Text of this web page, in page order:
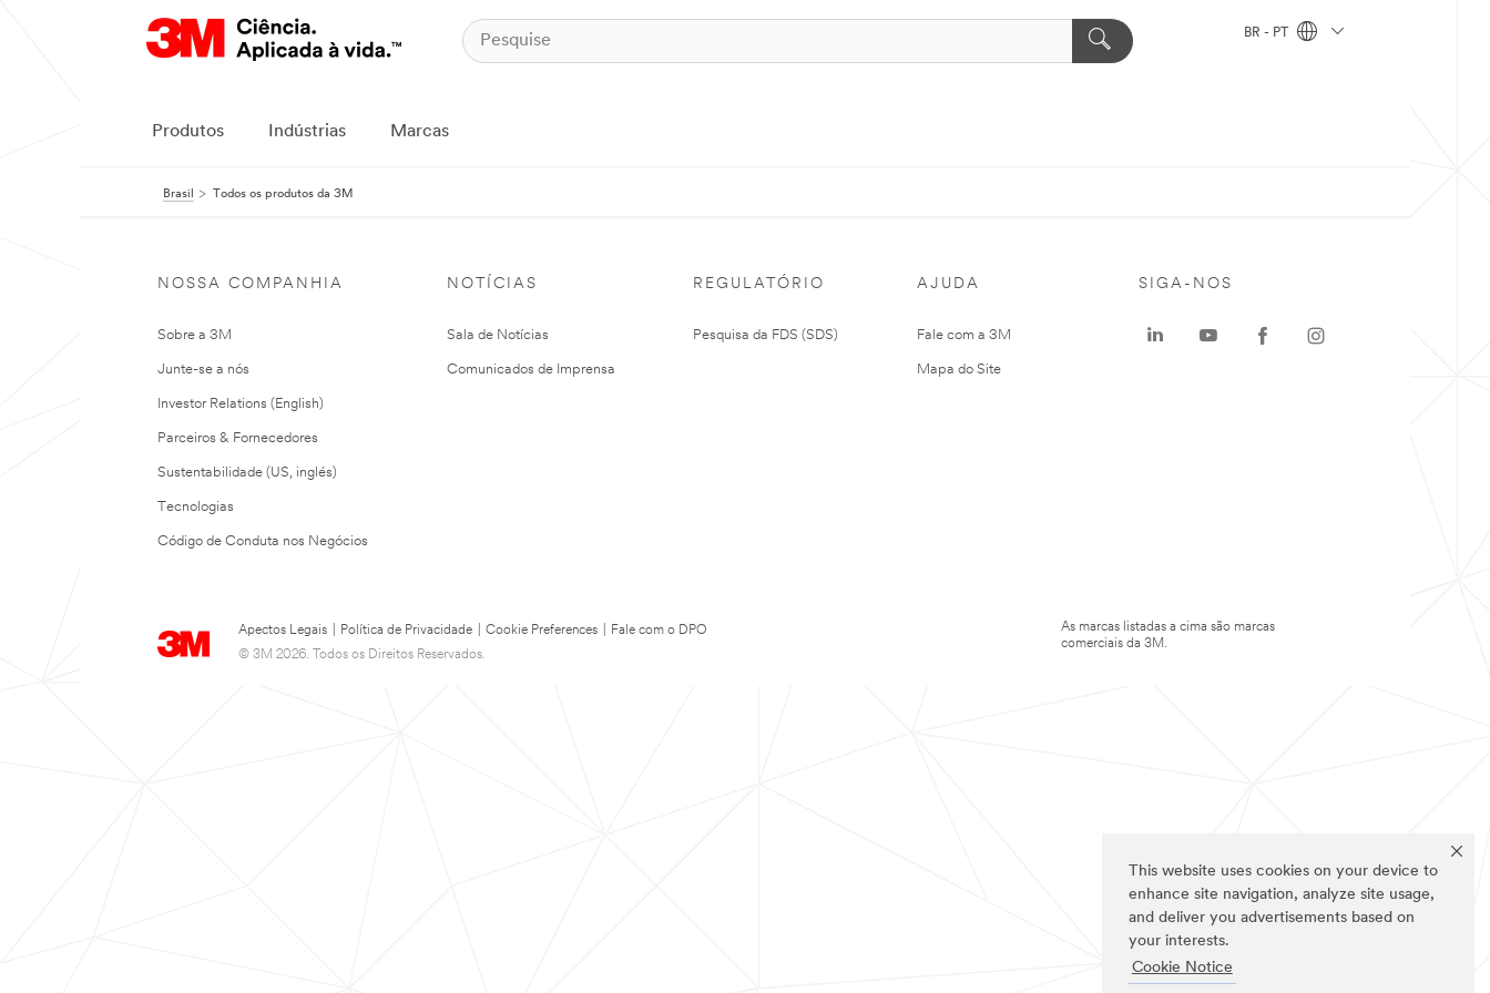
This website uses cookies on your device to
enhance site navigation, analyze site usage,
and deliver you advertisements based on
your interests.
Cookie Notice
BR - PT
Produtos Indústrias Marcas
Brasil Todos os produtos da 3M
NOSSA COMPANHIA
Sobre a 3M
Junte-se a nós
Investor Relations (English)
Parceiros & Fornecedores
Sustentabilidade (US, inglés)
Tecnologias
Código de Conduta nos Negócios
NOTÍCIAS
Sala de Notícias
Comunicados de Imprensa
REGULATÓRIO
Pesquisa da FDS (SDS)
AJUDA
Fale com a 3M
Mapa do Site
Apectos Legais Política de Privacidade Cookie Preferences
Fale com o DPO
© 3M 2026. Todos os Direitos Reservados.
SIGA-NOS
As marcas listadas a cima são marcas
comerciais da 3M.